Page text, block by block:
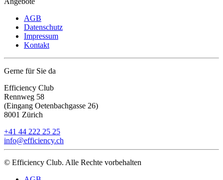
AGB
Datenschutz
Impressum
Kontakt
Gerne für Sie da
Efficiency Club
Rennweg 58
(Eingang Oetenbachgasse 26)
8001 Zürich
+41 44 222 25 25
info@efficiency.ch
© Efficiency Club. Alle Rechte vorbehalten